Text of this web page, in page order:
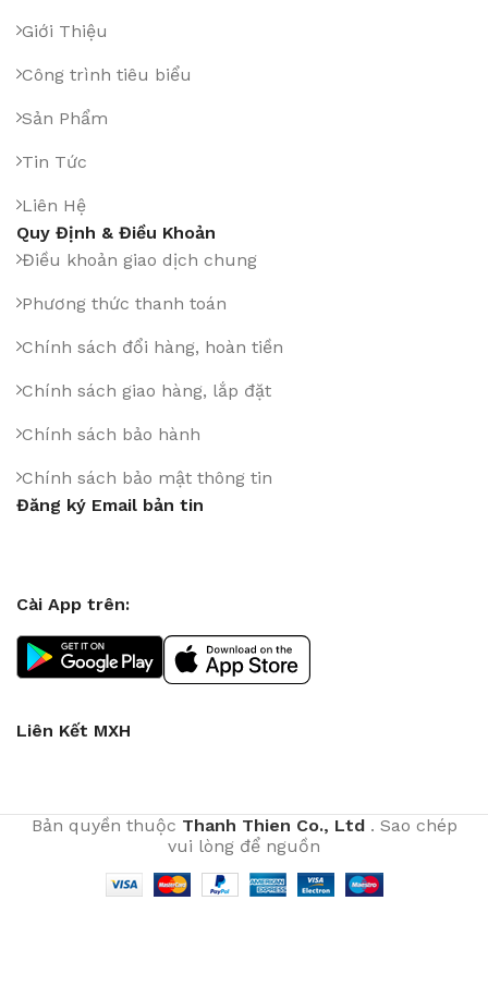
Giới Thiệu
Công trình tiêu biểu
Sản Phẩm
Tin Tức
Liên Hệ
Quy Định & Điều Khoản
Điều khoản giao dịch chung
Phương thức thanh toán
Chính sách đổi hàng, hoàn tiền
Chính sách giao hàng, lắp đặt
Chính sách bảo hành
Chính sách bảo mật thông tin
Đăng ký Email bản tin
Cài App trên:
Liên Kết MXH
Bản quyền thuộc Thanh Thien Co., Ltd. Sao chép
vui lòng để nguồn